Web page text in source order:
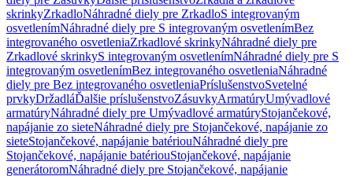
skrinkyZrkadloNáhradné diely pre ZrkadloS integrovaným
osvetlenímNáhradné diely pre S integrovaným osvetlenímBez
integrovaného osvetleniaZrkadlové skrinkyNáhradné diely pre
Zrkadlové skrinkyS integrovaným osvetlenímNáhradné diely pre S
integrovaným osvetlenímBez integrovaného osvetleniaNáhradné
diely pre Bez integrovaného osvetleniaPríslušenstvoSvetelné
prvkyDržadláĎalšie príslušenstvoZásuvkyArmatúryUmývadlové
armatúryNáhradné diely pre Umývadlové armatúryStojančekové,
napájanie zo sieteNáhradné diely pre Stojančekové, napájanie zo
sieteStojančekové, napájanie batériouNáhradné diely pre
Stojančekové, napájanie batériouStojančekové, napájanie
generátoromNáhradné diely pre Stojančekové, napájanie